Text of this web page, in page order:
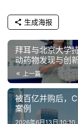
生成海报
拜耳与北京大学
动药物发现与创
上一篇
被百亿并购后，
案例
2026年6月13日 10:10